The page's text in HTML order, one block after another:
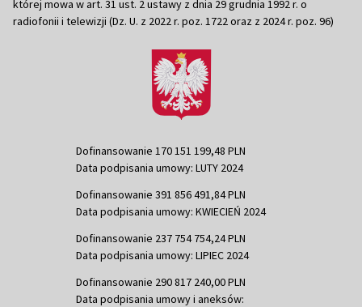
której mowa w art. 31 ust. 2 ustawy z dnia 29 grudnia 1992 r. o
radiofonii i telewizji (Dz. U. z 2022 r. poz. 1722 oraz z 2024 r. poz. 96)
Dofinansowanie 170 151 199,48 PLN
Data podpisania umowy: LUTY 2024
Dofinansowanie 391 856 491,84 PLN
Data podpisania umowy: KWIECIEŃ 2024
Dofinansowanie 237 754 754,24 PLN
Data podpisania umowy: LIPIEC 2024
Dofinansowanie 290 817 240,00 PLN
Data podpisania umowy i aneksów: